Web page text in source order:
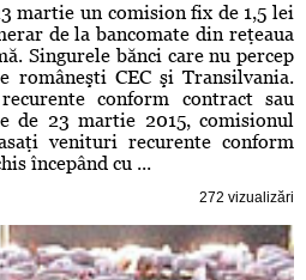
martie un comision fix de 1,5 lei
de la bancomate din reţeaua
Singurele bănci care nu percep
româneşti CEC şi Transilvania.
conform contract sau
de 23 martie 2015, comisionul
venituri recurente conform
începând cu ...
272 vizualizări